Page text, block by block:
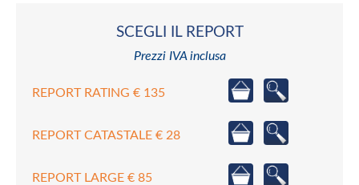
SCEGLI IL REPORT
Prezzi IVA inclusa
REPORT RATING € 135
REPORT CATASTALE € 28
REPORT LARGE € 85